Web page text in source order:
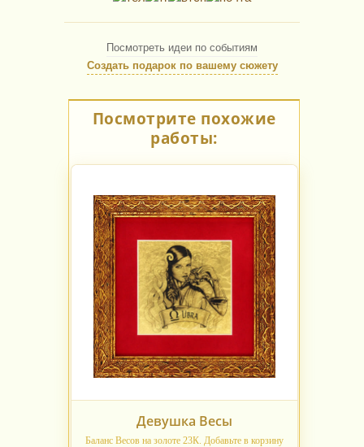
Посмотреть идеи по событиям
Создать подарок по вашему сюжету
Посмотрите похожие
работы:
Девушка Весы
Баланс Весов на золоте 23К. Добавьте в корзину